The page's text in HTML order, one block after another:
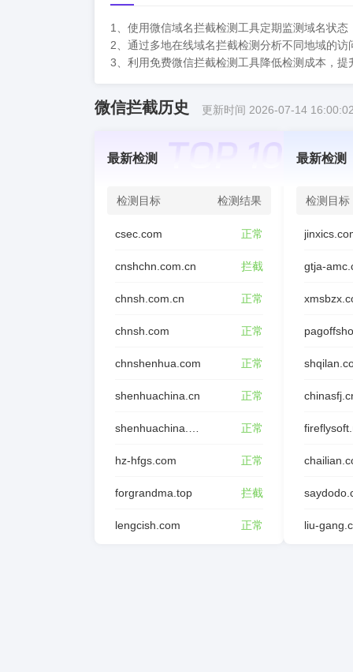
1、使用微信域名拦截检测工具定期监测域名状态
2、通过多地在线域名拦截检测分析不同地域的
3、利用免费微信拦截检测工具降低检测成本，
微信拦截历史 更新时间 2026-07-14
最新检测
检测目标 检测结果
csec.com 正常
cnshchn.com.cn 拦截
chnsh.com.cn 正常
chnsh.com 正常
chnshenhua.com 正常
shenhuachina.cn 正常
正常
hz-hfgs.com 正常
forgrandma.top 拦截
lengcish.com 正常
最新检测
检测目标
gtja-
liu-